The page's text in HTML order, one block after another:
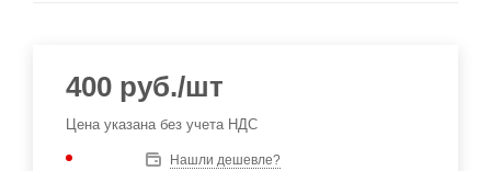
400 руб./шт
Цена указана без учета НДС
Нашли дешевле?